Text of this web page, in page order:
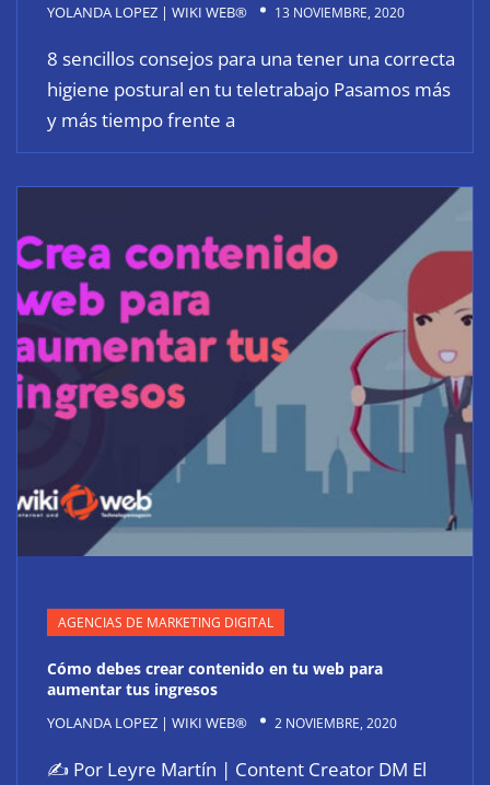
YOLANDA LOPEZ | WIKI WEB® 13 NOVIEMBRE, 2020
8 sencillos consejos para una tener una correcta
higiene postural en tu teletrabajo Pasamos más
y más tiempo frente a
AGENCIAS DE MARKETING DIGITAL
Cómo debes crear contenido en tu web para
aumentar tus ingresos
YOLANDA LOPEZ | WIKI WEB® 2 NOVIEMBRE, 2020
✍ Por Leyre Martín | Content Creator DM El